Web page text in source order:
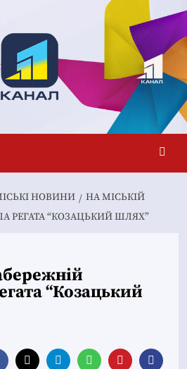
НОВИНИ
НА МІСЬКІЙ
РЕГАТА “КОЗАЦЬКИЙ ШЛЯХ”
“Козацький